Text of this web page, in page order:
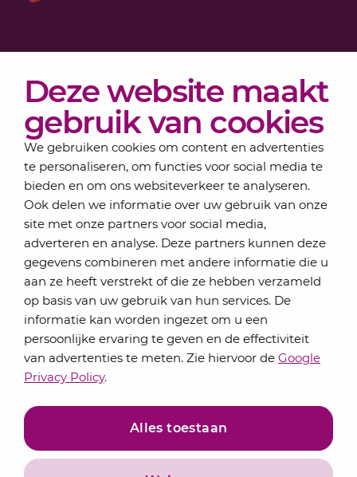
Deze website maakt
gebruik van cookies
We gebruiken cookies om content en advertenties
te personaliseren, om functies voor social media te
bieden en om ons websiteverkeer te analyseren.
Ook delen we informatie over uw gebruik van onze
site met onze partners voor social media,
adverteren en analyse. Deze partners kunnen deze
gegevens combineren met andere informatie die u
aan ze heeft verstrekt of die ze hebben verzameld
op basis van uw gebruik van hun services. De
informatie kan worden ingezet om u een
persoonlijke ervaring te geven en de effectiviteit
van advertenties te meten. Zie hiervoor de Google
Privacy Policy.
Alles toestaan
Actueel
Over Lansigt
Contact
Schrijf je in voor onze nieuwsbrief
Elke maand bundelen de adviseurs van Lansigt in
de eSigt het nieuws.
Jouw emailadres
Inschrijven